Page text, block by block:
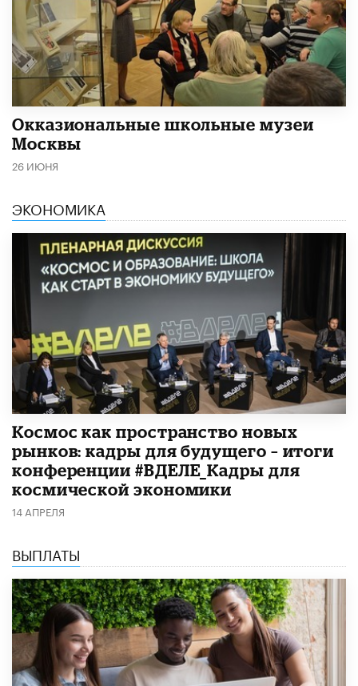
​Окказиональные школьные музеи
Москвы
26 ИЮНЯ
ЭКОНОМИКА
Космос как пространство новых
рынков: кадры для будущего – итоги
конференции #ВДЕЛЕ_Кадры для
космической экономики
14 АПРЕЛЯ
ВЫПЛАТЫ